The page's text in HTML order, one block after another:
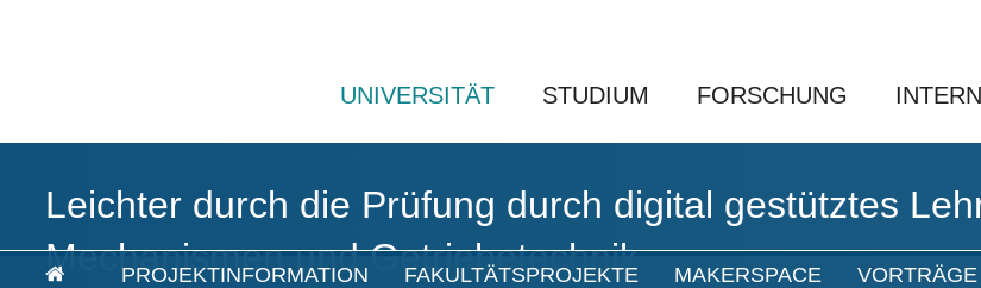
UNIVERSITÄT STUDIUM FORSCHUNG
Leichter durch die Prüfung durch digital gestütztes
Mechanismen und Getriebetechnik
PROJEKTINFORMATION FAKULTÄTSPROJEKTE MAKERSPACE